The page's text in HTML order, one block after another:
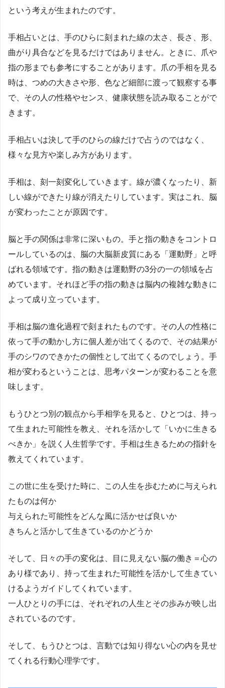
という考えが生まれたのです。
手相占いとは、手のひらに刻まれた線の太さ、長さ、形、
曲がり具合などを見るだけではありません。ときに、爪や
指の形までも参考にすることがあります。爪の手相を見る
時は、つめの大きさや形、色など細部に渡って観察する事
で、その人の性格やセンス、健康状態を読み取ることがで
きます。
手相占いは決して手のひらの線だけで占うのではなく、
様々な見方や楽しみ方があります。
手相は、刻一刻変化していきます。線が濃くなったり、新
しい線ができたり線が消えたりしています。実はこれ、脳
が変わったことが原因です。
脳と手の関係は非常に深いもの。手と指の動きをコントロ
ールしているのは、脳の大脳新皮質にある「運動野」と呼
ばれる領域です。指の動きは運動野の3分の一の領域を占
めています。それほど手の指の動きは脳内の複雑な動きに
よって成り立っています。
手相は脳の進化過程で刻まれたものです。その人の性格に
依って手の動かし方に個人差が出てくるので、その結果が
手のシワのできかたの個性として出てくるのでしょう。手
相が変わるということは、思考パターンが変わることを意
味します。
もうひとつ別の観点から手相学を見ると、ひとつは、持っ
て生まれた可能性を教え、それを活かして「いかに生きる
べきか」を説く人生哲学です。手相は生きるための指針を
教えてくれています。
この世に生を受けた時に、この人生を歩むために与えられ
たものは何か
与えられた可能性をどんな風に活かせば良いか
きちんと活かして生きているのかどうか
そして、日々の手の変化は、目に見えない脳の働き＝心の
あり様であり、持って生まれた可能性を活かして生きてい
けるようガイドしてくれています。
一人ひとりの手には、それぞれの人生とその歩みが映し出
されているのです。
そして、もうひとつは、言動では知り得ない心の内を見せ
てくれる行動心理学です。